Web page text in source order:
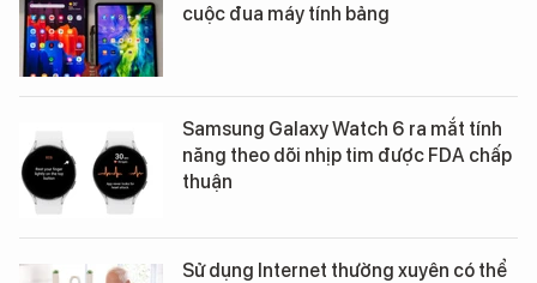
cuộc đua máy tính bảng
Samsung Galaxy Watch 6 ra mắt tính
năng theo dõi nhịp tim được FDA chấp
thuận
Sử dụng Internet thường xuyên có thể